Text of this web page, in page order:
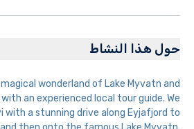
حول هذا النشاط
wonderland of Lake Myvatn and
an experienced local tour guide. We
with a stunning drive along Eyjafjord to